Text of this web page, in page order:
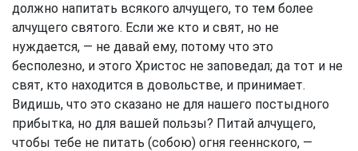
должно напитать всякого алчущего, то тем более
алчущего святого. Если же кто и свят, но не
нуждается, — не давай ему, потому что это
бесполезно, и этого Христос не заповедал; да тот и не
свят, кто находится в довольстве, и принимает.
Видишь, что это сказано не для нашего постыдного
прибытка, но для вашей пользы? Питай алчущего,
чтобы тебе не питать (собою) огня гееннского, —